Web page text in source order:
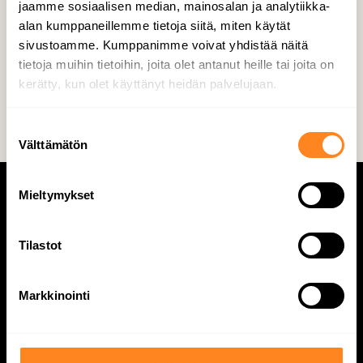
jaamme sosiaalisen median, mainosalan ja analytiikka-
alan kumppaneillemme tietoja siitä, miten käytät
sivustoamme. Kumppanimme voivat yhdistää näitä
tietoja muihin tietoihin, joita olet antanut heille tai joita on
kerätty, kun olet käyttänyt heidän palvelujaan.
Välttämätön
Mieltymykset
Tilastot
Markkinointi
on si­joit­ta­nut me­nes­tyk­sek­kääs­ti yli 40 kes­ki­suu­
reen yh­ti­öön Poh­jois­mais­sa. www.mb.fi
Jaa so­mes­sa